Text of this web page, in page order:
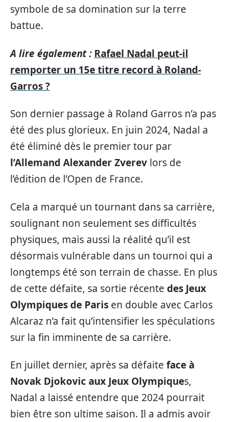
symbole de sa domination sur la terre
battue.
A lire également : Rafael Nadal peut-il
remporter un 15e titre record à Roland-
Garros ?
Son dernier passage à Roland Garros n’a pas
été des plus glorieux. En juin 2024, Nadal a
été éliminé dès le premier tour par
l’Allemand Alexander Zverev lors de
l’édition de l’Open de France.
Cela a marqué un tournant dans sa carrière,
soulignant non seulement ses difficultés
physiques, mais aussi la réalité qu’il est
désormais vulnérable dans un tournoi qui a
longtemps été son terrain de chasse. En plus
de cette défaite, sa sortie récente des Jeux
Olympiques de Paris en double avec Carlos
Alcaraz n’a fait qu’intensifier les spéculations
sur la fin imminente de sa carrière.
En juillet dernier, après sa défaite face à
Novak Djokovic aux Jeux Olympiques,
Nadal a laissé entendre que 2024 pourrait
bien être son ultime saison. Il a admis avoir